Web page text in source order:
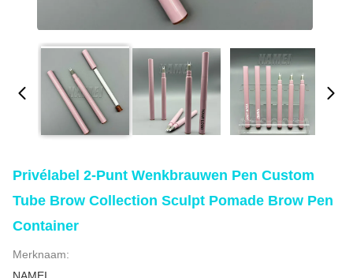
Privélabel 2-Punt Wenkbrauwen Pen Custom
Tube Brow Collection Sculpt Pomade Brow Pen
Container
Merknaam: